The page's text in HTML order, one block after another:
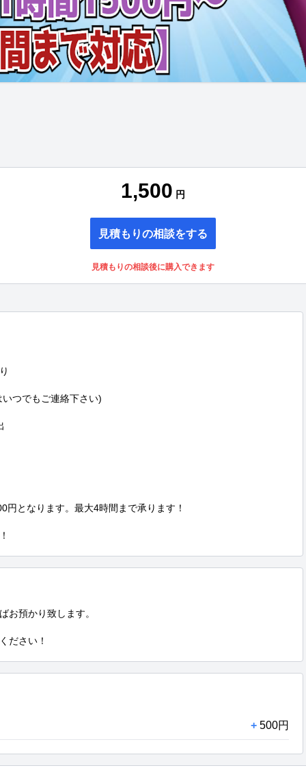
1,500 円
見積もりの相談をする
見積もりの相談後に購入できます
つでもご連絡下さい)
となります。最大4時間まで承ります！
お預かり致します。
ださい！
+ 500円